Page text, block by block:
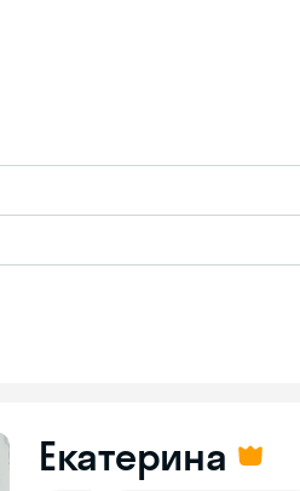
Екатерина